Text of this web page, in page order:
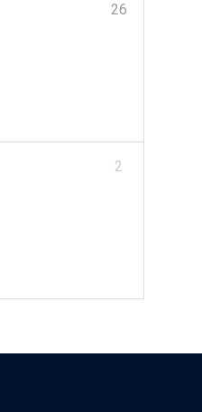
26
2